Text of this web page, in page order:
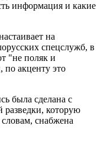
информация и какие
на
спецслужб, в
"не поляк и
по акценту это
была сделана с
которую
снабжена